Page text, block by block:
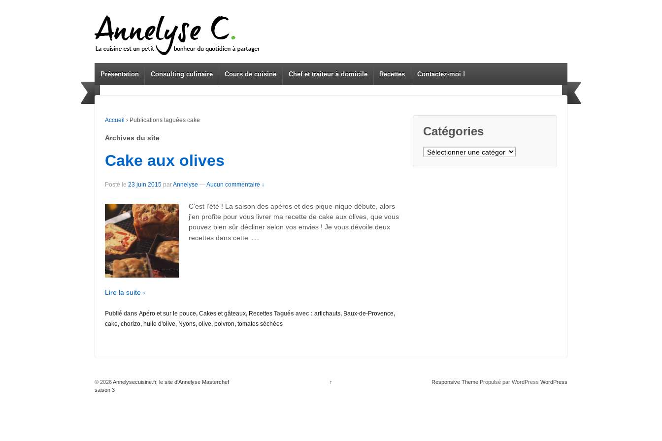
Présentation Consulting culinaire Cours de cuisine Chef et traiteur à domicile Recettes Contactez-moi !
Accueil › Publications taguées cake
Archives du site
Cake aux olives
Posté le 23 juin 2015 parAnnelyse —Aucun commentaire ↓
C’est l’été ! La saison des apéros et des pique-nique débute, alors
j’en profite pour vous livrer ma recette de cake aux olives, que vous
pouvez bien sûr décliner selon vos envies ! Je vous dévoile deux
recettes dans cette …
Lire la suite ›
Publié dans Apéro et sur le pouce, Cakes et gâteaux, Recettes Tagués avec : artichauts, Baux-de-Provence,
cake, chorizo, huile d'olive, Nyons, olive, poivron, tomates séchées
Catégories
Catégories
© 2026Annelysecuisine.fr, le site d'Annelyse Masterchef
saison 3
↑ Responsive ThemePropulsé par WordPress WordPress